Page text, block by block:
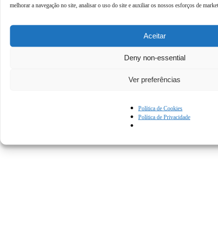
melhorar a navegação no site, analisar o uso do site e auxiliar os nossos esforços de
Aceitar
Deny non-essential
Ver preferências
Política de Cookies
Política de Privacidade
© Kapturall Solutions